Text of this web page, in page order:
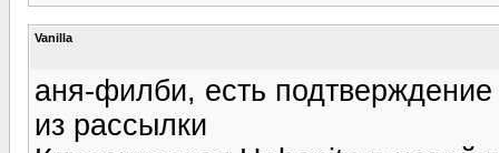
Vanilla
аня-филби, есть
из рассылки